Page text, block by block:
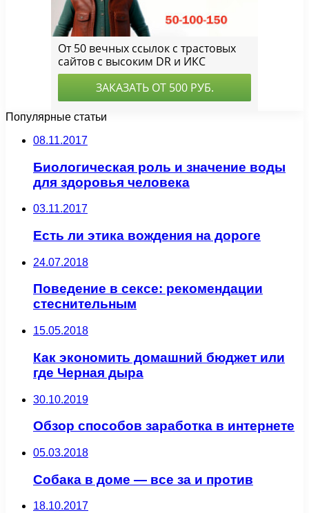
Популярные статьи
08.11.2017
Биологическая роль и значение воды
для здоровья человека
03.11.2017
Есть ли этика вождения на дороге
24.07.2018
Поведение в сексе: рекомендации
стеснительным
15.05.2018
Как экономить домашний бюджет или
где Черная дыра
30.10.2019
Обзор способов заработка в интернете
05.03.2018
Собака в доме — все за и против
18.10.2017